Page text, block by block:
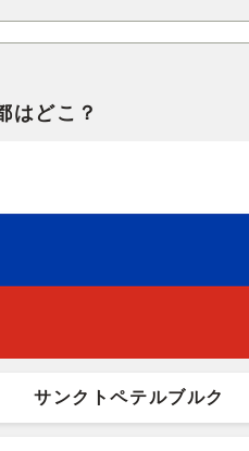
はどこ？
サンクトペテルブルク